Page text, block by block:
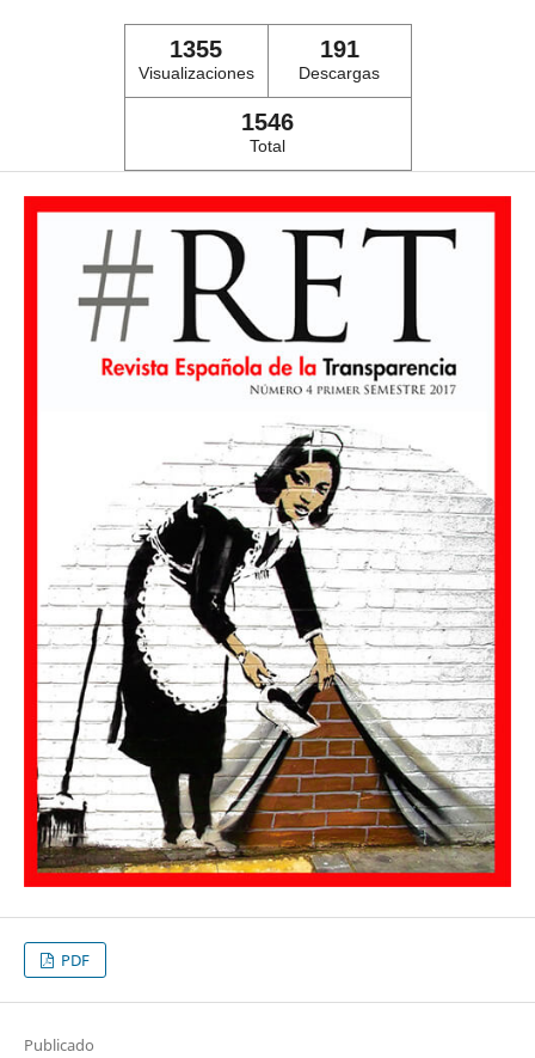
1355
Visualizaciones
191
Descargas
1546
Total
PDF
Publicado